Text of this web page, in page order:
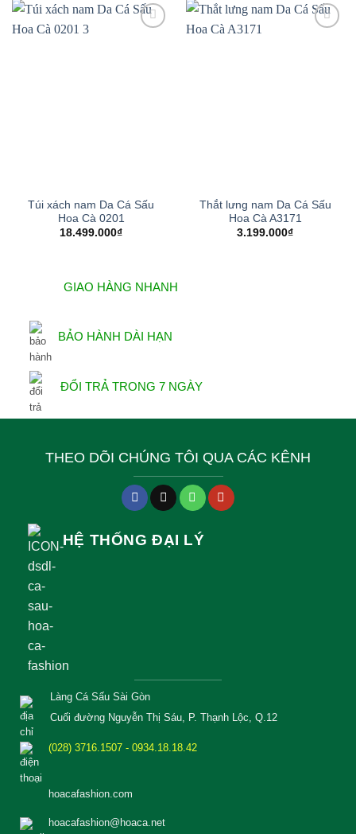
Túi xách nam Da Cá Sấu
Hoa Cà 0201
18.499.000₫
Thắt lưng nam Da Cá Sấu
Hoa Cà A3171
3.199.000₫
GIAO HÀNG NHANH
BẢO HÀNH DÀI HẠN
ĐỔI TRẢ TRONG 7 NGÀY
THEO DÕI CHÚNG TÔI QUA CÁC KÊNH
HỆ THỐNG ĐẠI LÝ
Làng Cá Sấu Sài Gòn
Cuối đường Nguyễn Thị Sáu, P. Thạnh Lộc, Q.12
(028) 3716.1507 - 0934.18.18.42
hoacafashion.com
hoacafashion@hoaca.net